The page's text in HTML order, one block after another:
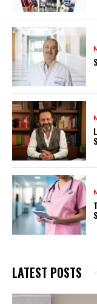
LATEST POSTS